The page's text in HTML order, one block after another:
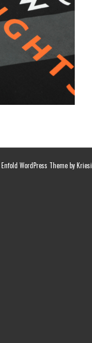
Enfold WordPress Theme by Kriesi